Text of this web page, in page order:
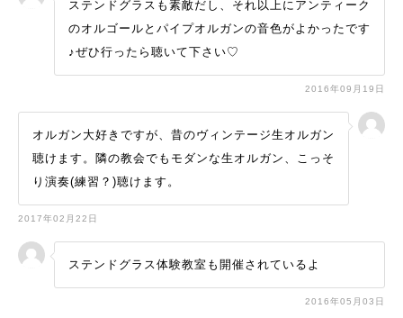
ステンドグラスも素敵だし、それ以上にアンティーク
のオルゴールとパイプオルガンの音色がよかったです
♪ぜひ行ったら聴いて下さい♡
2016年09月19日
オルガン大好きですが、昔のヴィンテージ生オルガン
聴けます。隣の教会でもモダンな生オルガン、こっそ
り演奏(練習？)聴けます。
2017年02月22日
ステンドグラス体験教室も開催されているよ
2016年05月03日